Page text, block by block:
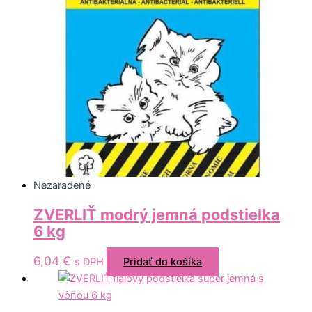
Nezaradené
ZVERLIŤ modrý jemná podstielka
6 kg
6,04 € s DPH Pridať do košíka